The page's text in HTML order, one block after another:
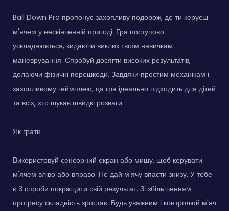
Ball Down Pro пропонує захопливу подорож, де ти керуєш
м'ячем у нескінченній пригоді. Гра поступово
ускладнюється, кидаючи виклик твоїм навичкам
маневрування. Спробуй досягти високих результатів,
долаючи фізичні перешкоди. Завдяки простим механікам і
захопливому геймплею, ця гра ідеально підходить для дітей
та всіх, хто шукає швидкі розваги.
Як грати
Використовуй сенсорний екран або мишу, щоб керувати
м'ячем вліво або вправо. Не дай м'ячу впасти знизу. У тебе
є 3 спроби покращити свій результат. Зі збільшенням
прогресу складність зростає. Будь уважним і контролюй м'яч